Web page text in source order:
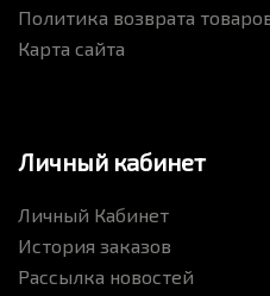
Политика возврата
Карта сайта
Личный кабинет
Личный Кабинет
История заказов
Рассылка новостей